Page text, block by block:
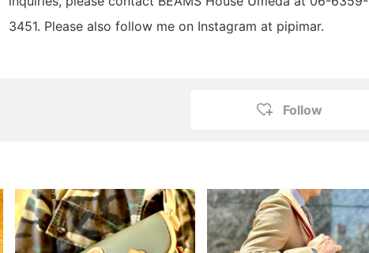
3451. Please also follow me on Instagram at pipimar.
Follow